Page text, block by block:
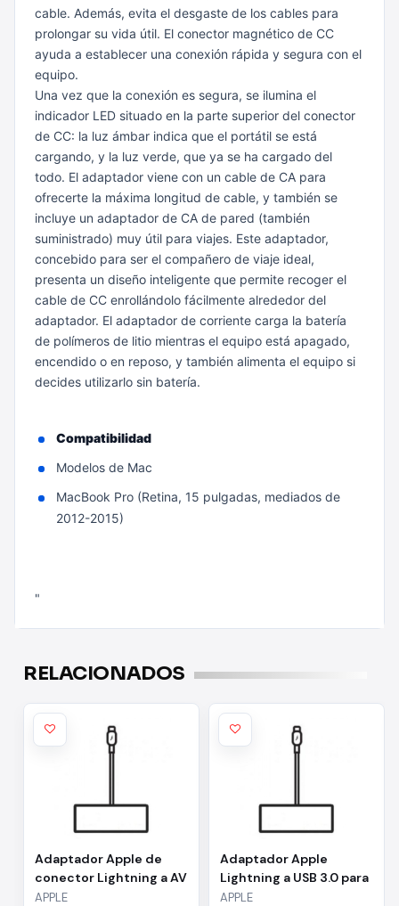
cable. Además, evita el desgaste de los cables para
prolongar su vida útil. El conector magnético de CC
ayuda a establecer una conexión rápida y segura con el
equipo.
Una vez que la conexión es segura, se ilumina el
indicador LED situado en la parte superior del conector
de CC: la luz ámbar indica que el portátil se está
cargando, y la luz verde, que ya se ha cargado del
todo. El adaptador viene con un cable de CA para
ofrecerte la máxima longitud de cable, y también se
incluye un adaptador de CA de pared (también
suministrado) muy útil para viajes. Este adaptador,
concebido para ser el compañero de viaje ideal,
presenta un diseño inteligente que permite recoger el
cable de CC enrollándolo fácilmente alrededor del
adaptador. El adaptador de corriente carga la batería
de polímeros de litio mientras el equipo está apagado,
encendido o en reposo, y también alimenta el equipo si
decides utilizarlo sin batería.
Compatibilidad
Modelos de Mac
MacBook Pro (Retina, 15 pulgadas, mediados de
2012-2015)
"
RELACIONADOS
Adaptador Apple de
conector Lightning a AV
Digital MW2P3ZM/A
APPLE
Adaptador Apple
Lightning a USB 3.0 para
Cámaras
APPLE